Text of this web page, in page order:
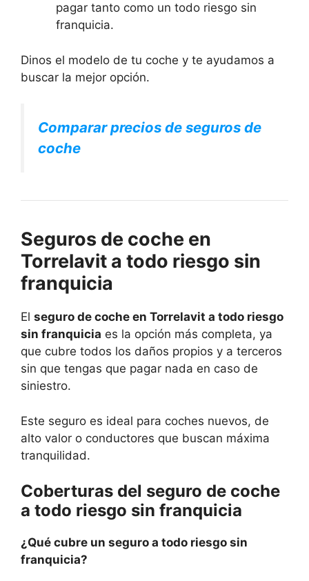
pagar tanto como un todo riesgo sin
franquicia.
Dinos el modelo de tu coche y te ayudamos a
buscar la mejor opción.
Comparar precios de seguros de
coche
Seguros de coche en
Torrelavit a todo riesgo sin
franquicia
El seguro de coche en Torrelavit a todo riesgo
sin franquicia es la opción más completa, ya
que cubre todos los daños propios y a terceros
sin que tengas que pagar nada en caso de
siniestro.
Este seguro es ideal para coches nuevos, de
alto valor o conductores que buscan máxima
tranquilidad.
Coberturas del seguro de coche
a todo riesgo sin franquicia
¿Qué cubre un seguro a todo riesgo sin
franquicia?